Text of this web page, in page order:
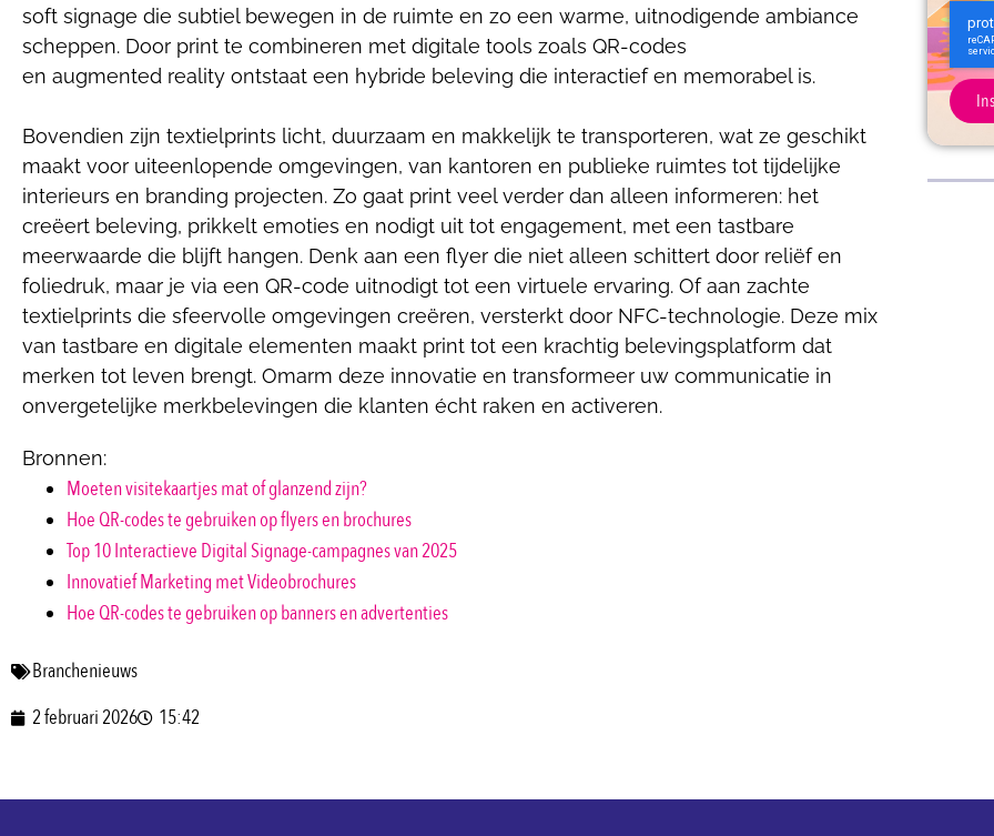
soft signage die subtiel bewegen in de ruimte en zo een warme, uitnodigende ambiance
scheppen. Door print te combineren met digitale tools zoals QR-codes
en augmented reality ontstaat een hybride beleving die interactief en memorabel is.
Bovendien zijn textielprints licht, duurzaam en makkelijk te transporteren, wat ze geschikt
maakt voor uiteenlopende omgevingen, van kantoren en publieke ruimtes tot tijdelijke
interieurs en branding projecten. Zo gaat print veel verder dan alleen informeren: het
creëert beleving, prikkelt emoties en nodigt uit tot engagement, met een tastbare
meerwaarde die blijft hangen. Denk aan een flyer die niet alleen schittert door reliëf en
foliedruk, maar je via een QR-code uitnodigt tot een virtuele ervaring. Of aan zachte
textielprints die sfeervolle omgevingen creëren, versterkt door NFC-technologie. Deze mix
van tastbare en digitale elementen maakt print tot een krachtig belevingsplatform dat
merken tot leven brengt. Omarm deze innovatie en transformeer uw communicatie in
onvergetelijke merkbelevingen die klanten écht raken en activeren.
Bronnen:
Moeten visitekaartjes mat of glanzend zijn?
Hoe QR-codes te gebruiken op flyers en brochures
Top 10 Interactieve Digital Signage-campagnes van 2025
Innovatief Marketing met Videobrochures
Hoe QR-codes te gebruiken op banners en advertenties
Branchenieuws
2 februari 2026
15:42